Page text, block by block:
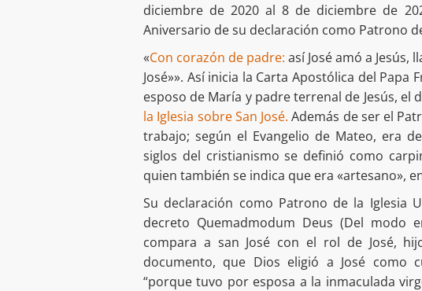
diciembre de 2020 al 8 de diciembre de
Aniversario de su declaración como Patrono
«Con corazón de padre: así José amó a Jesús,
José»». Así inicia la Carta Apostólica del
esposo de María y padre terrenal de Jesús, el
la Iglesia sobre San José. Además de ser el
trabajo; según el Evangelio de Mateo, era
siglos del cristianismo se definió como
quien también se indica que era «artesano»,
Su declaración como Patrono de la Iglesia
decreto Quemadmodum Deus (Del modo
compara a san José con el rol de José,
documento, que Dios eligió a José como
“porque tuvo por esposa a la inmaculada